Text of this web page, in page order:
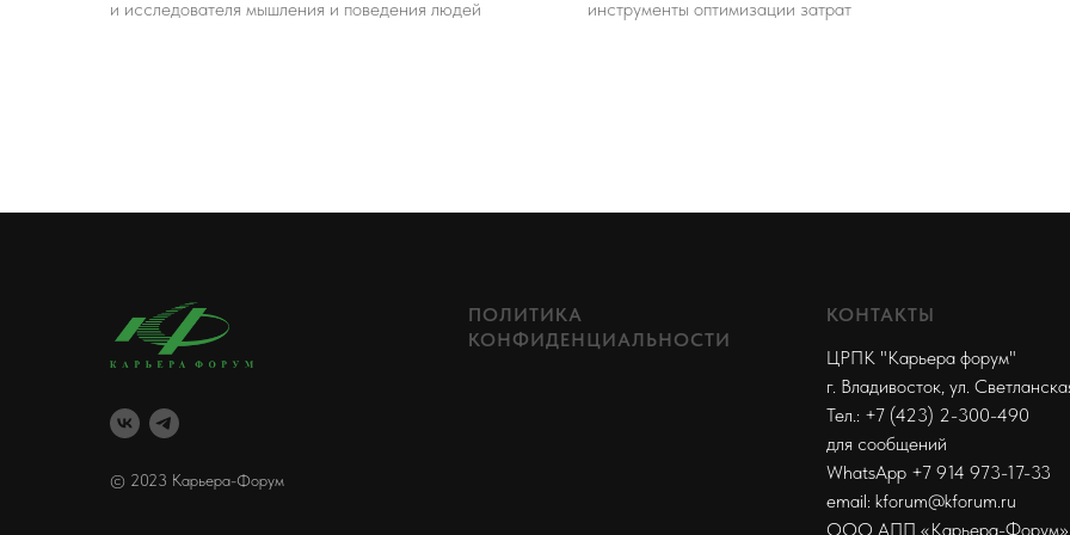
и исследователя мышления и поведения людей инструменты оптимизации затрат
© 2023 Карьера-Форум
ПОЛИТИКА
КОНФИДЕНЦИАЛЬНОСТИ
КОНТАКТЫ
ЦРПК "Карьера форум"
г. Владивосток, ул.
Тел.: +7 (423) 2-300-490
для сообщений
WhatsApp +7 914 973-17-33
email: kforum@kforum.ru
ООО АПП «Карьера-Форум»